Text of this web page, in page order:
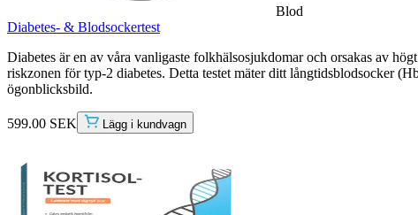
Blod
Diabetes- & Blodsockertest
Diabetes är en av våra vanligaste folkhälsosjukdomar och orsakas av
riskzonen för typ-2 diabetes. Detta testet mäter ditt långtidsblodsocker
ögonblicksbild.
599.00 SEK Lägg i kundvagn